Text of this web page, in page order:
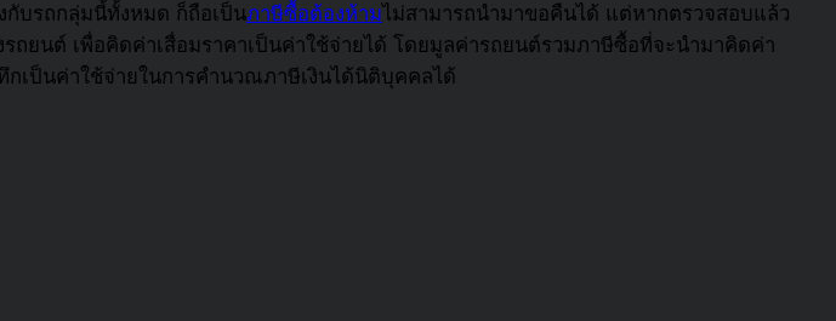
กับรถกลุ่มนี้ทั้งหมด ก็ถือเป็นภาษีซื้อต้องห้ามไม่สามารถนำมาขอคืนได้ แต่หากตรวจสอบแล้ว
ยนต์ เพื่อคิดค่าเสื่อมราคาเป็นค่าใช้จ่ายได้ โดยมูลค่ารถยนต์รวมภาษีซื้อที่จะนำมาคิดค่า
เป็นค่าใช้จ่ายในการคำนวณภาษีเงินได้นิติบุคคลได้